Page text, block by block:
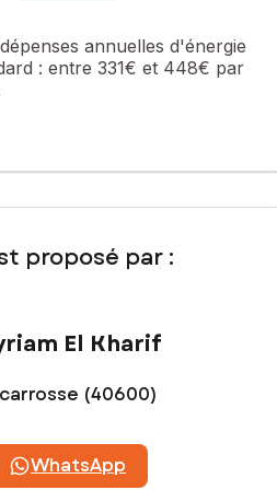
offrant espace et intimité, avec
batterie de stockage
annuelles d'énergie
: entre 331€ et 448€ par
proposé par :
El Kharif
(40600)
WhatsApp